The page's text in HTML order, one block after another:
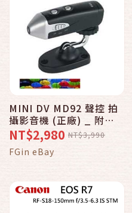
MINI DV MD92 聲控 拍
攝影音機 (正廠) _ 附
4GB卡
NT$2,980 NT$3,990
FGin eBay